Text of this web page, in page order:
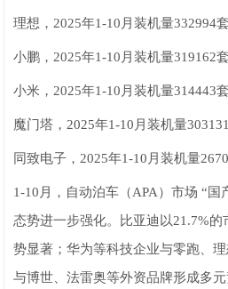
理想，2025年1-10月装机量332994
小鹏，2025年1-10月装机量319162
小米，2025年1-10月装机量314443
魔门塔，2025年1-10月装机量
同致电子，2025年1-10月装机量
1-10月，自动泊车（APA）市场 “国
态势进一步强化。比亚迪以21.7%
势显著；华为等科技企业与零跑、
与博世、法雷奥等外资品牌形成多